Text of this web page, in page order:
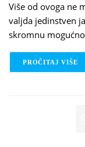
Više od ovoga ne
valjda jedinstven
skromnu
PROČITAJ VIŠE